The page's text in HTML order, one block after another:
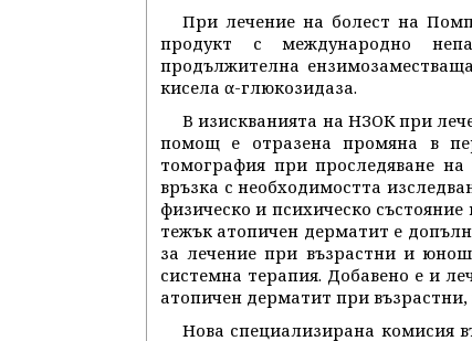
При лечение на болест на
продукт с международно
продължителна
кисела α-глюкозидаза.
В изискванията на НЗОК при
помощ е отразена промяна в
томография при проследяване
връзка с необходимостта
физическо и психическо
тежък атопичен дерматит е
за лечение при възрастни и
системна терапия. Добавено е и
атопичен дерматит при
Нова специализирана комисия